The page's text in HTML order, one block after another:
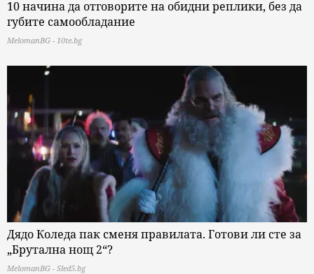
10 начина да отговорите на обидни реплики, без да
губите самообладание
MelomanBG - 10te.bg
Дядо Коледа пак сменя правилата. Готови ли сте за
„Брутална нощ 2“?
MelomanBG - Sled5.bg